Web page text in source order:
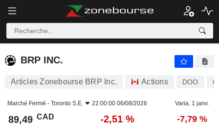
BRP INC.
BRP INC.
Articles Zonebourse BRP Inc. Actions DOO
Marché Fermé - Toronto S.E. 22:00:00 06/08/2026 Varia. 1 janv.
89,49 CAD -2,51 % -7,79 %